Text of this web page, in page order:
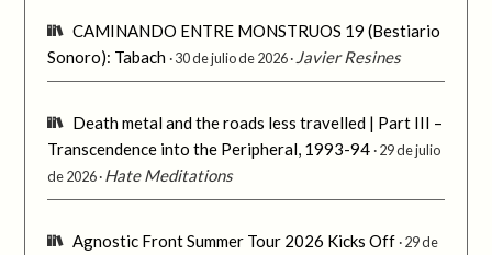
CAMINANDO ENTRE MONSTRUOS 19 (Bestiario
Sonoro): Tabach 30 de julio de 2026 Javier Resines
Death metal and the roads less travelled | Part III –
Transcendence into the Peripheral, 1993-94 29 de julio
de 2026 Hate Meditations
Agnostic Front Summer Tour 2026 Kicks Off 29 de